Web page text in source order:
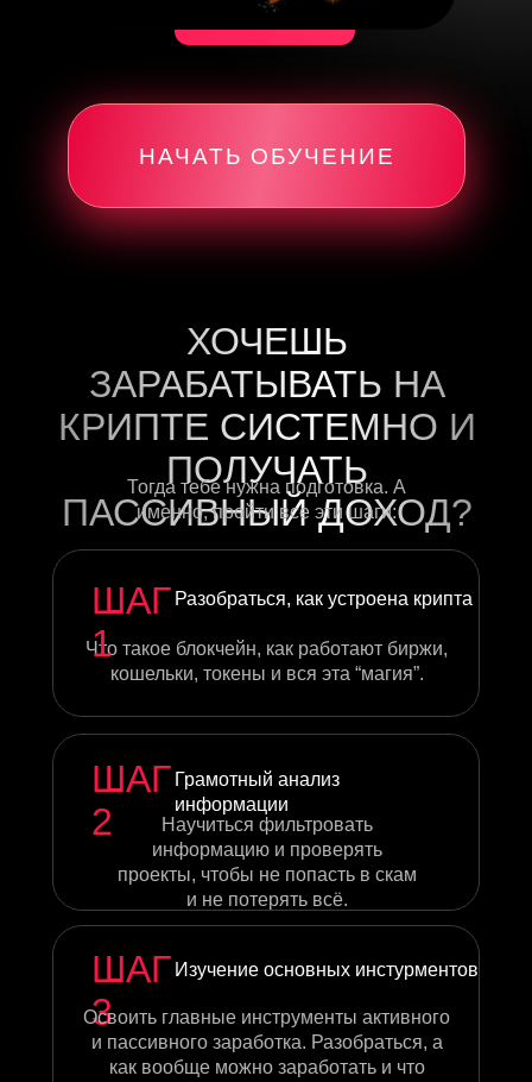
НАЧАТЬ ОБУЧЕНИЕ
Что такое блокчейн, как работают биржи,
кошельки, токены и вся эта “магия”.
Разобраться, как устроена крипта
ХОЧЕШЬ
ЗАРАБАТЫВАТЬ НА
КРИПТЕ СИСТЕМНО И
ПОЛУЧАТЬ
ПАССИВНЫЙ ДОХОД?
ШАГ
1
Тогда тебе нужна подготовка. А
именно, пройти все эти шаги:
ШАГ
2
Грамотный анализ
информации
Научиться фильтровать
информацию и проверять
проекты, чтобы не попасть в скам
и не потерять всё.
Изучение основных инстурментов
ШАГ
3
Освоить главные инструменты активного
и пассивного заработка. Разобраться, а
как вообще можно заработать и что